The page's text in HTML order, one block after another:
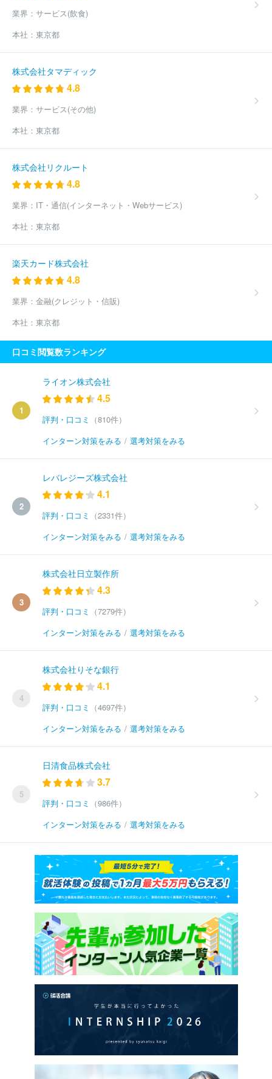
業界： サービス(飲食)
本社： 東京都
株式会社タマディック
4.8
業界： サービス(その他)
本社： 東京都
株式会社リクルート
4.8
業界： IT・通信(インターネット・Webサービス)
本社： 東京都
楽天カード株式会社
4.8
業界： 金融(クレジット・信販)
本社： 東京都
口コミ閲覧数ランキング
1
ライオン株式会社
4.5
評判・口コミ
（810件）
インターン対策をみる / 選考対策をみる
2
レバレジーズ株式会社
4.1
評判・口コミ
（2331件）
インターン対策をみる / 選考対策をみる
3
株式会社日立製作所
4.3
評判・口コミ
（7279件）
インターン対策をみる / 選考対策をみる
4
株式会社りそな銀行
4.1
評判・口コミ
（4697件）
インターン対策をみる / 選考対策をみる
5
日清食品株式会社
3.7
評判・口コミ
（986件）
インターン対策をみる / 選考対策をみる